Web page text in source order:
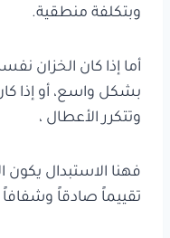
وبتكلفة منطقية.
أما إذا كان الخزان
وتتكرر الأعطال ،
فهنا الاستبدال يكون
تقييماً صادقاً